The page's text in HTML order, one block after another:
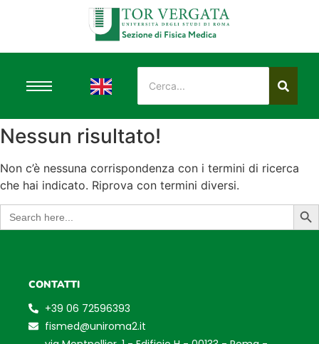
Nessun risultato!
Non c’è nessuna corrispondenza con i termini di ricerca
che hai indicato. Riprova con termini diversi.
Search
for:
CONTATTI
+39 06 72596393
fismed@uniroma2.it